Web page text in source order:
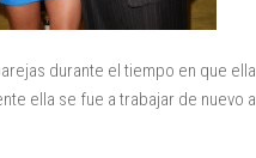
durante el tiempo en que ella
ella se fue a trabajar de nuevo a